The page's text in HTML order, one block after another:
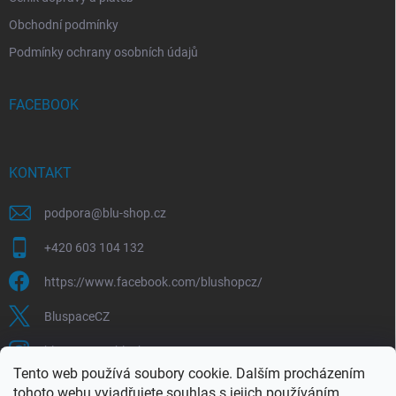
Tento web používá soubory cookie. Dalším procházením
Obchodní podmínky
Podmínky ochrany osobních údajů
FACEBOOK
KONTAKT
podpora@blu-shop.cz
+420 603 104 132
https://www.facebook.com/blushopcz/
BluspaceCZ
bluspace.cz_blushop.cz